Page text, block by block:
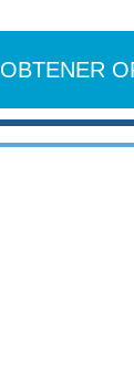
OBTENER